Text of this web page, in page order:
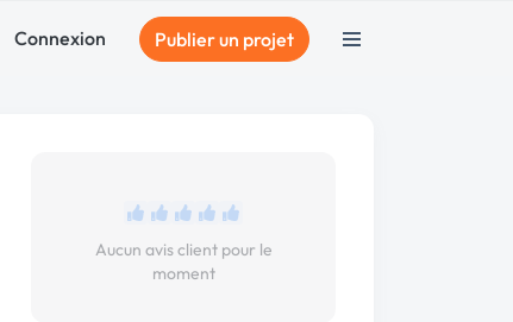
Connexion Publier un projet
Aucun avis client pour le
moment